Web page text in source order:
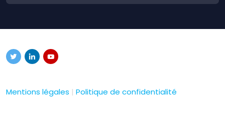
Mentions légales | Politique de confidentialité